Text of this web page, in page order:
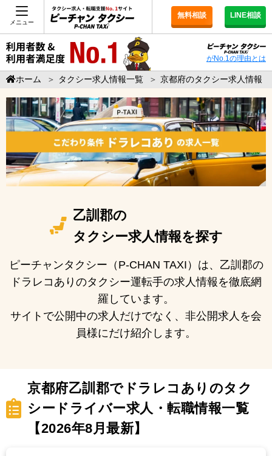
メニュー
無料相談 LINE相談
がNo.1の理由とは
ホーム ＞ タクシー求人情報一覧 ＞ 京都府のタクシー求人情報
乙訓郡の
タクシー求人情報を探す
ピーチャンタクシー（P-CHAN TAXI）は、乙訓郡の
ドラレコありのタクシー運転手の求人情報を徹底網
羅しています。
サイトで公開中の求人だけでなく、非公開求人を会
員様にだけ紹介します。
京都府乙訓郡でドラレコありのタク
シードライバー求人・転職情報一覧
【2026年8月最新】